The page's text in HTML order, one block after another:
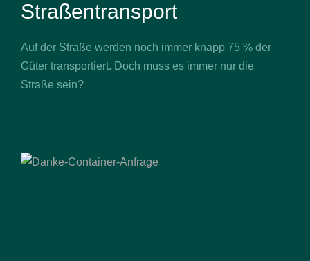
Straßentransport
Auf der Straße werden noch immer knapp 75 % der
Güter transportiert. Doch muss es immer nur die
Straße sein?